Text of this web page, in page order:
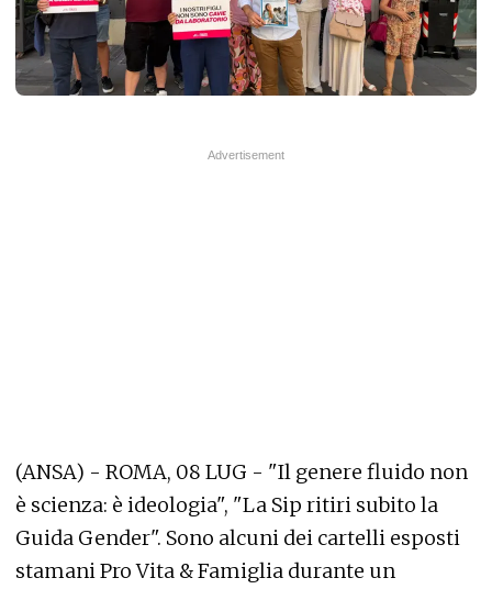
(ANSA) - ROMA, 08 LUG - "Il genere fluido non
è scienza: è ideologia", "La Sip ritiri subito la
Guida Gender". Sono alcuni dei cartelli esposti
stamani Pro Vita & Famiglia durante un